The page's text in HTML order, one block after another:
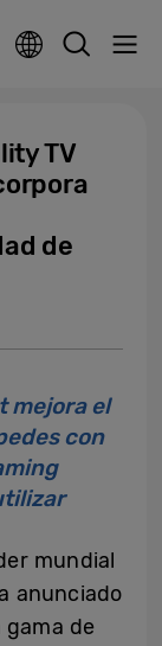
TV
de
mejora el
con
mundial
anunciado
de